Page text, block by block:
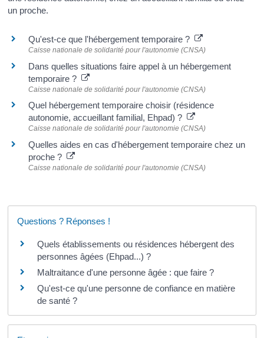
un proche.
Qu'est-ce que l'hébergement temporaire ?
Caisse nationale de solidarité pour l'autonomie (CNSA)
Dans quelles situations faire appel à un hébergement
temporaire ?
Caisse nationale de solidarité pour l'autonomie (CNSA)
Quel hébergement temporaire choisir (résidence
autonomie, accueillant familial, Ehpad) ?
Caisse nationale de solidarité pour l'autonomie (CNSA)
Quelles aides en cas d'hébergement temporaire chez un
proche ?
Caisse nationale de solidarité pour l'autonomie (CNSA)
Questions ? Réponses !
Quels établissements ou résidences hébergent des
personnes âgées (Ehpad...) ?
Maltraitance d'une personne âgée : que faire ?
Qu'est-ce qu'une personne de confiance en matière
de santé ?